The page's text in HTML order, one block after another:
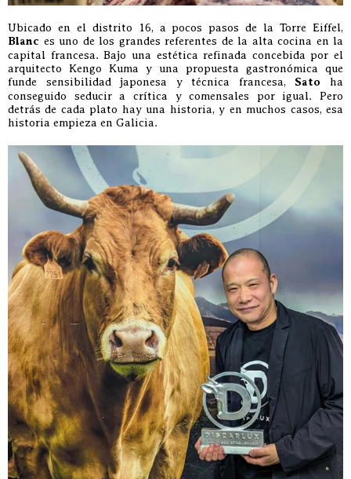
Ubicado en el distrito 16, a pocos pasos de la Torre Eiffel,
Blanc es uno de los grandes referentes de la alta cocina en la
capital francesa. Bajo una estética refinada concebida por el
arquitecto Kengo Kuma y una propuesta gastronómica que
funde sensibilidad japonesa y técnica francesa, Sato ha
conseguido seducir a crítica y comensales por igual. Pero
detrás de cada plato hay una historia, y en muchos casos, esa
historia empieza en Galicia.